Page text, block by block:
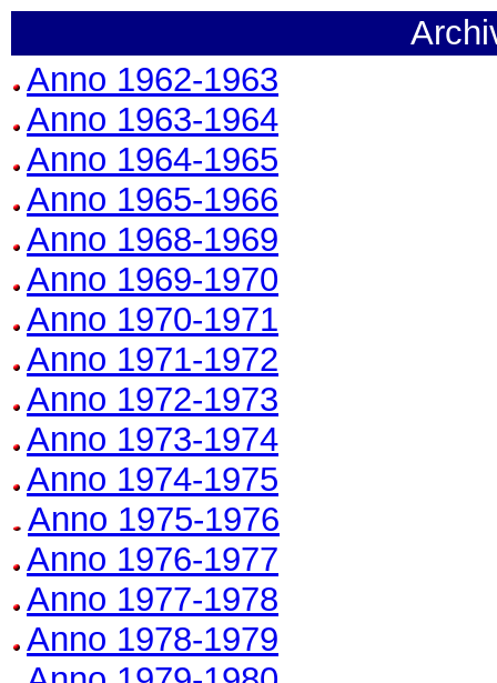
Anno 1962-1963
Anno 1963-1964
Anno 1964-1965
Anno 1965-1966
Anno 1968-1969
Anno 1969-1970
Anno 1970-1971
Anno 1971-1972
Anno 1972-1973
Anno 1973-1974
Anno 1974-1975
Anno 1975-1976
Anno 1976-1977
Anno 1977-1978
Anno 1978-1979